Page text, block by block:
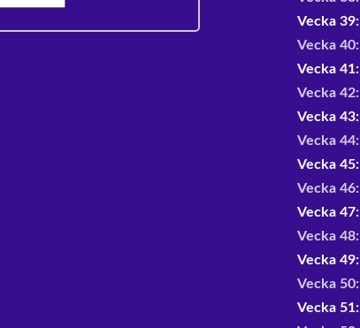
Vecka 39:
Vecka 40:
Vecka 41:
Vecka 42:
Vecka 43:
Vecka 44:
Vecka 45:
Vecka 46:
Vecka 47:
Vecka 48:
Vecka 49:
Vecka 50:
Vecka 51: